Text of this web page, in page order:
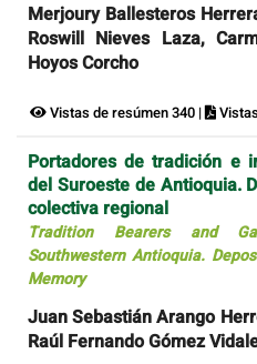
Merjoury Ballesteros
Roswill Nieves Laza,
Hoyos Corcho
Vistas de resúmen 340 |
Portadores de tradición e
del Suroeste de Antioquia.
colectiva regional
Tradition Bearers and
Southwestern Antioquia.
Memory
Juan Sebastián Arango
Raúl Fernando Gómez